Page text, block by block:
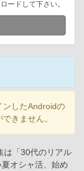
ードして下さい。
したAndroidの
きません。
は「30代のリアル
オシャ活、始め